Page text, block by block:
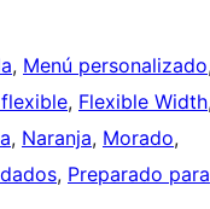
, Menú personalizado
, Flexible Width
, Naranja, Morado
, Preparado para